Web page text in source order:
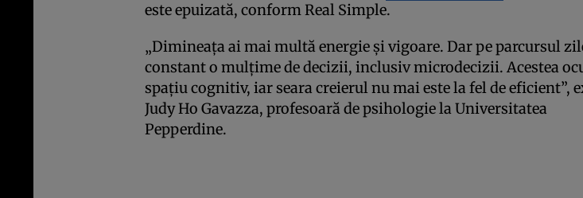
este epuizată, conform Real Simple.
„Dimineața ai mai multă energie și vigoare. Dar pe parcursul
constant o mulțime de decizii, inclusiv microdecizii. Acestea
spațiu cognitiv, iar seara creierul nu mai este la fel de eficient”,
Judy Ho Gavazza, profesoară de psihologie la Universitatea
Pepperdine.